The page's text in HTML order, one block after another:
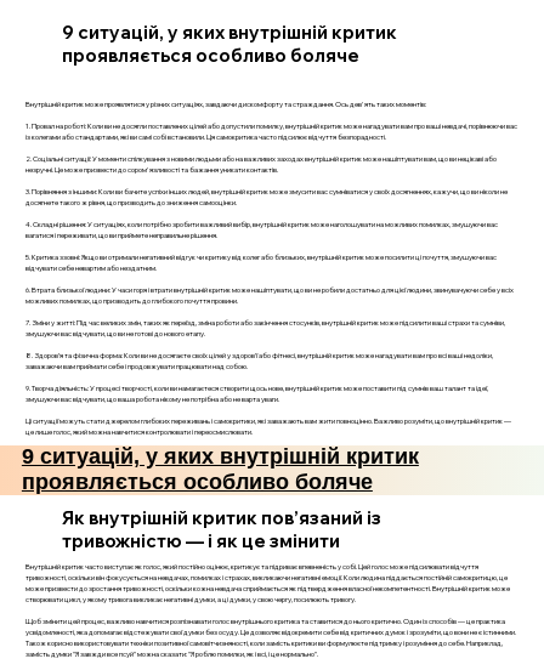
9 ситуацій, у яких внутрішній критик
проявляється особливо боляче
Внутрішній критик може проявлятися у різних ситуаціях, завдаючи дискомфорту та страждання. Ось дев'ять таких моментів:
1. Провал на роботі: Коли ви не досягли поставлених цілей або допустили помилку, внутрішній критик може нагадувати вам про ваші невдачі, порівнюючи вас
із колегами або стандартами, які ви самі собі встановили. Ця самокритика часто підсилює відчуття безпорадності.
2. Соціальні ситуації: У моменти спілкування з новими людьми або на важливих заходах внутрішній критик може нашіптувати вам, що ви нецікаві або
незручні. Це може призвести до сором'язливості та бажання уникати контактів.
3. Порівняння з іншими: Коли ви бачите успіхи інших людей, внутрішній критик може змусити вас сумніватися у своїх досягненнях, кажучи, що ви ніколи не
досягнете такого ж рівня, що призводить до зниження самооцінки.
4. Складні рішення: У ситуаціях, коли потрібно зробити важливий вибір, внутрішній критик може наголошувати на можливих помилках, змушуючи вас
вагатися і переживати, що ви приймете неправильне рішення.
5. Критика ззовні: Якщо ви отримали негативний відгук чи критику від колег або близьких, внутрішній критик може посилити ці почуття, змушуючи вас
відчувати себе невартим або нездатним.
6. Втрата близької людини: У часи горя і втрати внутрішній критик може нашіптувати, що ви не робили достатньо для цієї людини, звинувачуючи себе у всіх
можливих помилках, що призводить до глибокого почуття провини.
7. Зміни у житті: Під час великих змін, таких як переїзд, зміна роботи або закінчення стосунків, внутрішній критик може підсилити ваші страхи та сумніви,
змушуючи вас відчувати, що ви не готові до нового етапу.
8. Здоров’я та фізична форма: Коли ви не досягаєте своїх цілей у здоров’ї або фітнесі, внутрішній критик може нагадувати вам про всі ваші недоліки,
заважаючи вам приймати себе і продовжувати працювати над собою.
9. Творча діяльність: У процесі творчості, коли ви намагаєтеся створити щось нове, внутрішній критик може поставити під сумнів ваш талант та ідеї,
змушуючи вас відчувати, що ваша робота нікому не потрібна або не варта уваги.
Ці ситуації можуть стати джерелом глибоких переживань і самокритики, які заважають вам жити повноцінно. Важливо розуміти, що внутрішній критик —
це лише голос, який можна навчитися контролювати і переосмислювати.
9 ситуацій, у яких внутрішній критик
проявляється особливо боляче
Як внутрішній критик пов’язаний із
тривожністю — і як це змінити
Внутрішній критик часто виступає як голос, який постійно оцінює, критикує та підриває впевненість у собі. Цей голос може підсилювати відчуття
тривожності, оскільки він фокусується на невдачах, помилках і страхах, викликаючи негативні емоції. Коли людина піддається постійній самокритицю, це
може призвести до зростання тривожності, оскільки кожна невдача сприймається як підтвердження власної некомпетентності. Внутрішній критик може
створювати цикл, у якому тривога викликає негативні думки, а ці думки, у свою чергу, посилюють тривогу.
Щоб змінити цей процес, важливо навчитися розпізнавати голос внутрішнього критика та ставитися до нього критично. Один із способів — це практика
усвідомленості, яка допомагає відстежувати свої думки без осуду. Це дозволяє відокремити себе від критичних думок і зрозуміти, що вони не є істинними.
Також корисно використовувати техніки позитивної самовітчизняності, коли замість критики ви формулюєте підтримку і розуміння до себе. Наприклад,
замість думки "Я завжди все псуй" можна сказати: "Я роблю помилки, як і всі, і це нормально".